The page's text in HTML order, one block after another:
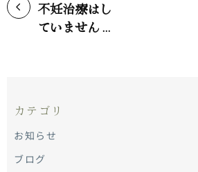
不妊治療はし
ていません。
カテゴリ
お知らせ
ブログ